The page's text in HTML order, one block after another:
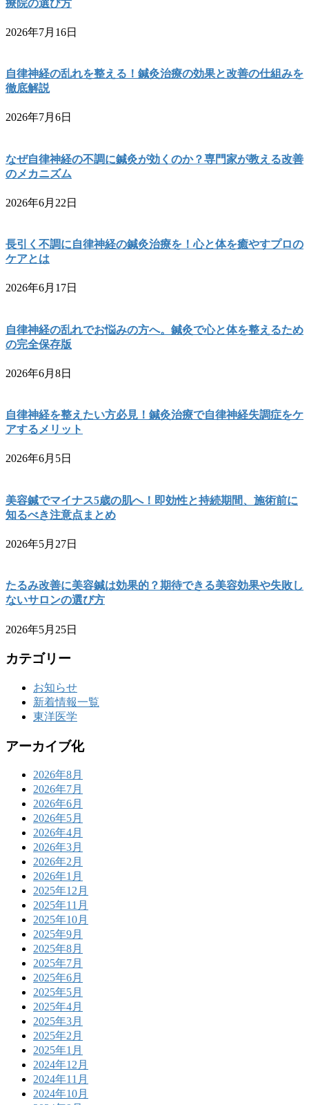
療院の選び方
2026年7月16日
自律神経の乱れを整える！鍼灸治療の効果と改善の仕組みを
徹底解説
2026年7月6日
なぜ自律神経の不調に鍼灸が効くのか？専門家が教える改善
のメカニズム
2026年6月22日
長引く不調に自律神経の鍼灸治療を！心と体を癒やすプロの
ケアとは
2026年6月17日
自律神経の乱れでお悩みの方へ。鍼灸で心と体を整えるため
の完全保存版
2026年6月8日
自律神経を整えたい方必見！鍼灸治療で自律神経失調症をケ
アするメリット
2026年6月5日
美容鍼でマイナス5歳の肌へ！即効性と持続期間、施術前に
知るべき注意点まとめ
2026年5月27日
たるみ改善に美容鍼は効果的？期待できる美容効果や失敗し
ないサロンの選び方
2026年5月25日
カテゴリー
お知らせ
新着情報一覧
東洋医学
アーカイブ化
2026年8月
2026年7月
2026年6月
2026年5月
2026年4月
2026年3月
2026年2月
2026年1月
2025年12月
2025年11月
2025年10月
2025年9月
2025年8月
2025年7月
2025年6月
2025年5月
2025年4月
2025年3月
2025年2月
2025年1月
2024年12月
2024年11月
2024年10月